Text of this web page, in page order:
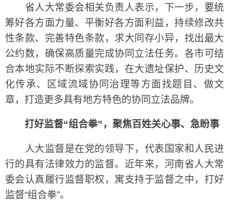
省人大常委会相关负责人表示，下一步，要统
筹好各方面力量、平衡好各方面利益，持续修改共
性条款、完善特色条款，求大同存小异，找出最大
公约数，确保高质量完成协同立法任务。各市可结
合本地实际不断探索实践，在大遗址保护、历史文
化传承、区域流域协同治理等方面找题目、做文
章，打造更多具有地方特色的协同立法品牌。
打好监督“组合拳”，聚焦百姓关心事、急盼事
人大监督是在党的领导下，代表国家和人民进
行的具有法律效力的监督。近年来，河南省人大常
委会认真履行监督职权，寓支持于监督之中，打好
监督“组合拳”。